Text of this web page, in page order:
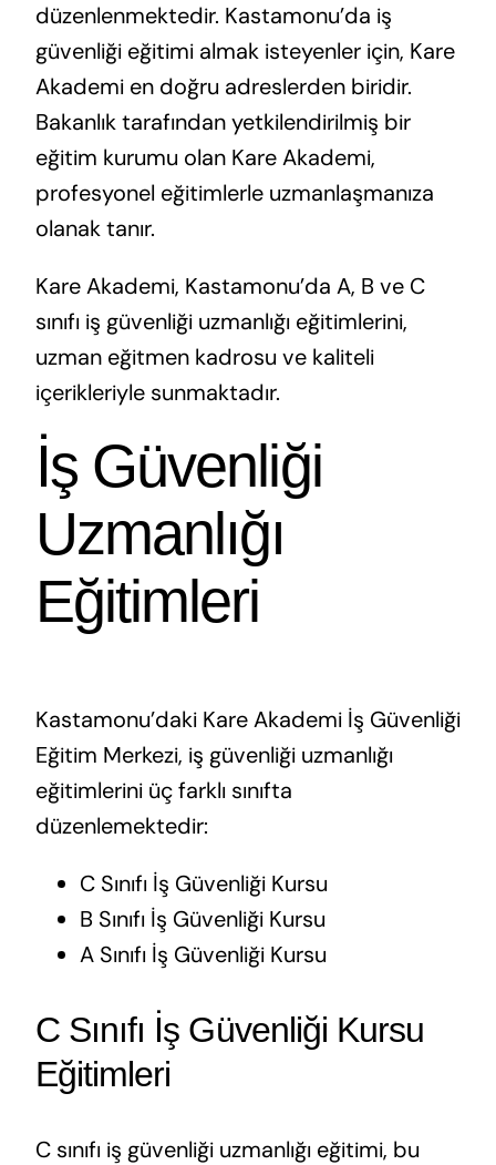
düzenlenmektedir. Kastamonu’da iş
güvenliği eğitimi almak isteyenler için, Kare
Akademi en doğru adreslerden biridir.
Bakanlık tarafından yetkilendirilmiş bir
eğitim kurumu olan Kare Akademi,
profesyonel eğitimlerle uzmanlaşmanıza
olanak tanır.
Kare Akademi, Kastamonu’da A, B ve C
sınıfı iş güvenliği uzmanlığı eğitimlerini,
uzman eğitmen kadrosu ve kaliteli
içerikleriyle sunmaktadır.
İş Güvenliği
Uzmanlığı
Eğitimleri
Kastamonu’daki Kare Akademi İş Güvenliği
Eğitim Merkezi, iş güvenliği uzmanlığı
eğitimlerini üç farklı sınıfta
düzenlemektedir:
C Sınıfı İş Güvenliği Kursu
B Sınıfı İş Güvenliği Kursu
A Sınıfı İş Güvenliği Kursu
C Sınıfı İş Güvenliği Kursu
Eğitimleri
C sınıfı iş güvenliği uzmanlığı eğitimi, bu